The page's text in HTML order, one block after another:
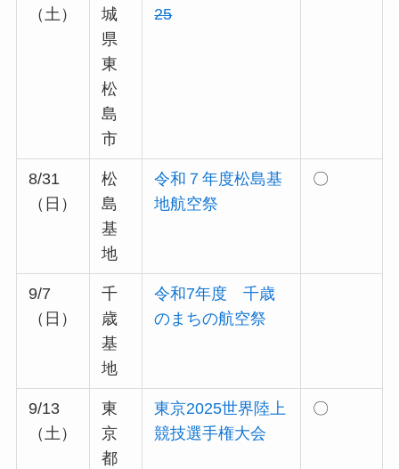
（土）
城
県
東
松
島
市
25
8/31
（日）
松
島
基
地
令和７年度松島基
地航空祭
〇
9/7
（日）
千
歳
基
地
令和7年度 千歳
のまちの航空祭
9/13
（土）
東
京
都
東京2025世界陸上
競技選手権大会
〇